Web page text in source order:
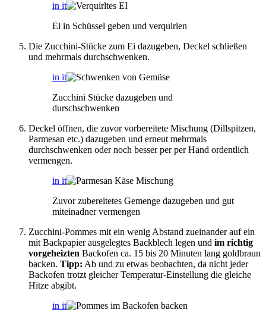
in it
Ei in Schüssel geben und verquirlen
Die Zucchini-Stücke zum Ei dazugeben, Deckel schließen
und mehrmals durchschwenken.
in it
Zucchini Stücke dazugeben und
durschschwenken
Deckel öffnen, die zuvor vorbereitete Mischung (Dillspitzen,
Parmesan etc.) dazugeben und erneut mehrmals
durchschwenken oder noch besser per per Hand ordentlich
vermengen.
in it
Zuvor zubereitetes Gemenge dazugeben und gut
miteinadner vermengen
Zucchini-Pommes mit ein wenig Abstand zueinander auf ein
mit Backpapier ausgelegtes Backblech legen und im richtig
vorgeheizten Backofen ca. 15 bis 20 Minuten lang goldbraun
backen. Tipp: Ab und zu etwas beobachten, da nicht jeder
Backofen trotzt gleicher Temperatur-Einstellung die gleiche
Hitze abgibt.
in it